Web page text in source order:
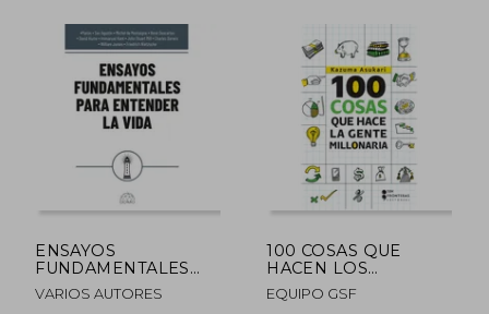
45% 45%
dcto.
ENSAYOS
FUNDAMENTALES
PARA ENTENDER LA
VIDA
VARIOS AUTORES
100 COSAS QUE
HACEN LOS
MILLONARIOS
EQUIPO GSF